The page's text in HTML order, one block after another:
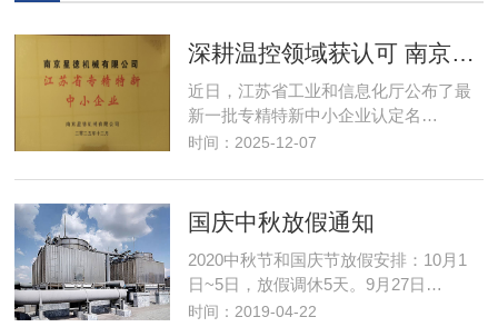
深耕温控领域获认可 南京星德跻身"专精特新"阵营
近日，江苏省工业和信息化厅公布了最
新一批专精特新中小企业认定名…
时间：2025-12-07
国庆中秋放假通知
2020中秋节和国庆节放假安排：10月1
日~5日，放假调休5天。9月27日…
时间：2019-04-22